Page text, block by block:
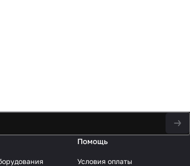
Помощь
Условия оплаты